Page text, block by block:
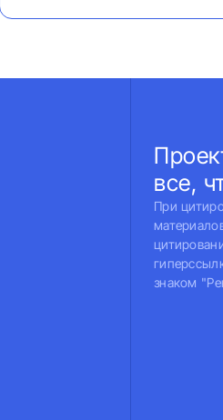
все,
При
знаком